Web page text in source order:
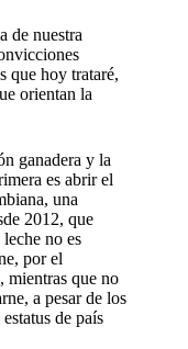
de nuestra
que hoy trataré,
orientan la
ganadera y la
es abrir el
una
2012, que
no es
por el
mientras que no
a pesar de los
de país